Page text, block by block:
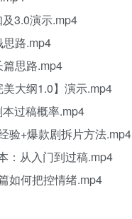
3.0演示.mp4
路.mp4
思路.mp4
大纲1.0】演示.mp4
过稿概率.mp4
验+爆款剧拆片方法.mp4
：从入门到过稿.mp4
如何把控情绪.mp4